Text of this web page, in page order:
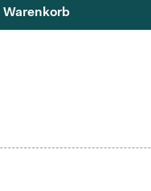
Warenkorb